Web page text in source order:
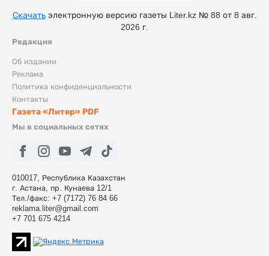
Редакция
Об издании
Реклама
Политика конфиденциальности
Контакты
Газета «Литер» PDF
Мы в социальных сетях
010017, Республика Казахстан
г. Астана, пр. Кунаева 12/1
Тел./факс: +7 (7172) 76 84 66
reklama.liter@gmail.com
+7 701 675 4214
Скачатьэлектронную версию газеты Liter.kz № 88 от 8 авг.
2026 г.